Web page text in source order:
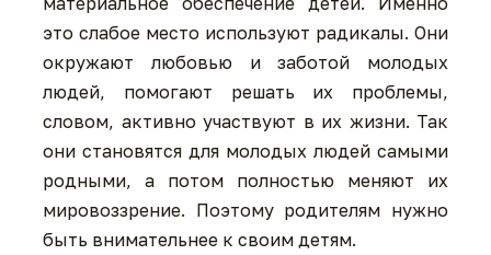
это слабое место используют радикалы. Они
окружают любовью и заботой молодых
людей, помогают решать их проблемы,
словом, активно участвуют в их жизни. Так
они становятся для молодых людей самыми
родными, а потом полностью меняют их
мировоззрение. Поэтому родителям нужно
быть внимательнее к своим детям.